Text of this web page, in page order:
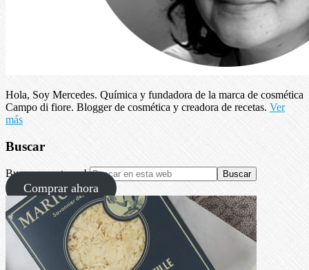
Hola, Soy Mercedes. Química y fundadora de la marca de cosmética
Campo di fiore. Blogger de cosmética y creadora de recetas. Ver
más
Buscar
Buscar en esta web
Comprar ahora